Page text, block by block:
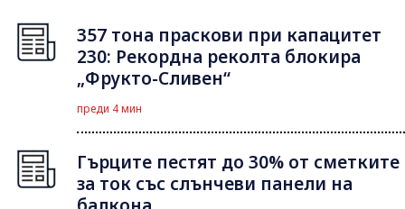
357 тона праскови при капацитет
230: Рекордна реколта блокира
„Фрукто-Сливен“
преди 4 мин
Гърците пестят до 30% от сметките
за ток със слънчеви панели на